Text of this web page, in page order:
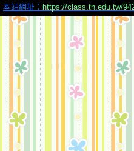
本站網址： https://class.tn.edu.tw/